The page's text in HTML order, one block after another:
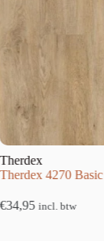
Therdex
Therdex 4270
€34,95 incl. btw